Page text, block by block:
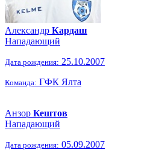
Александр Кардаш
Нападающий
Дата рождения: 25.10.2007
Команда: ГФК Ялта
Анзор Кештов
Нападающий
Дата рождения: 05.09.2007